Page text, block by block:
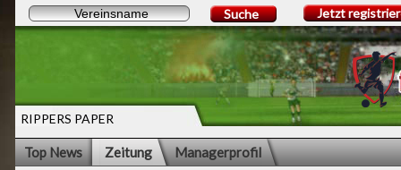
RIPPERS PAPER
Suche Jetzt
Top News Zeitung Managerprofil